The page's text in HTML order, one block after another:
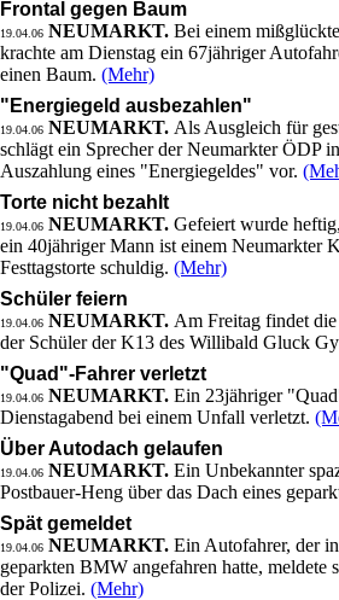
Frontal gegen Baum
19.04.06 NEUMARKT. Bei einem
krachte am Dienstag ein 67jähriger
einen Baum. (Mehr)
"Energiegeld ausbezahlen"
19.04.06 NEUMARKT. Als Ausgleich für
schlägt ein Sprecher der Neumarkter ÖDP
Auszahlung eines "Energiegeldes" vor.
Torte nicht bezahlt
19.04.06 NEUMARKT. Gefeiert wurde
ein 40jähriger Mann ist einem Neumarkter
Festtagstorte schuldig. (Mehr)
Schüler feiern
19.04.06 NEUMARKT. Am Freitag findet
der Schüler der K13 des Willibald Gluck
"Quad"-Fahrer verletzt
19.04.06 NEUMARKT. Ein 23jähriger
Dienstagabend bei einem Unfall verletzt.
Über Autodach gelaufen
19.04.06 NEUMARKT. Ein Unbekannter
Postbauer-Heng über das Dach eines
Spät gemeldet
19.04.06 NEUMARKT. Ein Autofahrer, der
geparkten BMW angefahren hatte, meldete
der Polizei. (Mehr)